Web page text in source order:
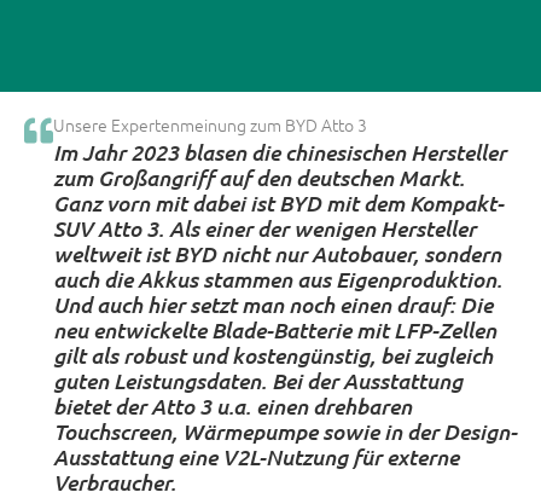
Unsere Experten­meinung zum BYD Atto 3
Im Jahr 2023 blasen die chinesischen Hersteller
zum Großangriff auf den deutschen Markt.
Ganz vorn mit dabei ist BYD mit dem Kompakt-
SUV Atto 3. Als einer der wenigen Hersteller
weltweit ist BYD nicht nur Autobauer, sondern
auch die Akkus stammen aus Eigenproduktion.
Und auch hier setzt man noch einen drauf: Die
neu entwickelte Blade-Batterie mit LFP-Zellen
gilt als robust und kostengünstig, bei zugleich
guten Leistungsdaten. Bei der Ausstattung
bietet der Atto 3 u.a. einen drehbaren
Touchscreen, Wärmepumpe sowie in der Design-
Ausstattung eine V2L-Nutzung für externe
Verbraucher.